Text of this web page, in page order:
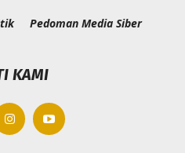
Pedoman Media Siber
KAMI